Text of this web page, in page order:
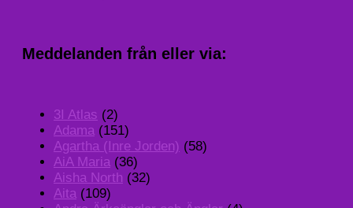
Meddelanden från eller via:
3I Atlas (2)
Adama (151)
Agartha (Inre Jorden) (58)
AiA Maria (36)
Aisha North (32)
Aita (109)